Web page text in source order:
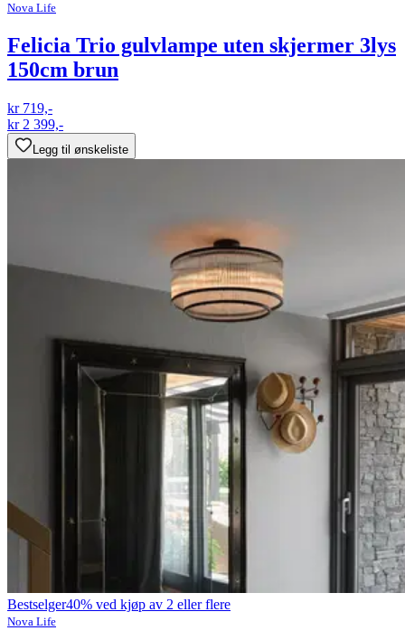
Nova Life
Felicia Trio gulvlampe uten skjermer 3lys
150cm brun
kr 719,-
kr 2 399,-
Legg til ønskeliste
Bestselger40% ved kjøp av 2 eller flere
Nova Life